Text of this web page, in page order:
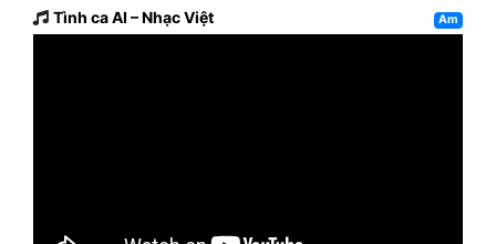
Tình ca AI – Nhạc Việt Am